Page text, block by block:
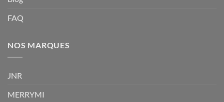
FAQ
NOS MARQUES
JNR
MERRYMI